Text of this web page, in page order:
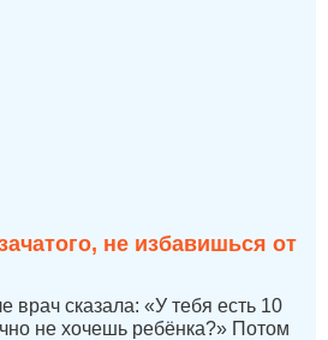
не избавишься от
врач сказала: «У тебя есть 10
не хочешь ребёнка?» Потом